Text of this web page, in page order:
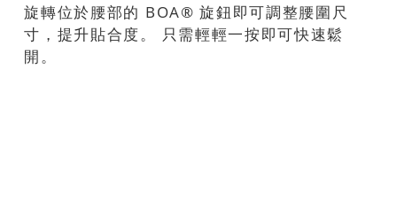
旋轉位於腰部的 BOA® 旋鈕即可調整腰圍尺
寸，提升貼合度。 只需輕輕一按即可快速鬆
開。